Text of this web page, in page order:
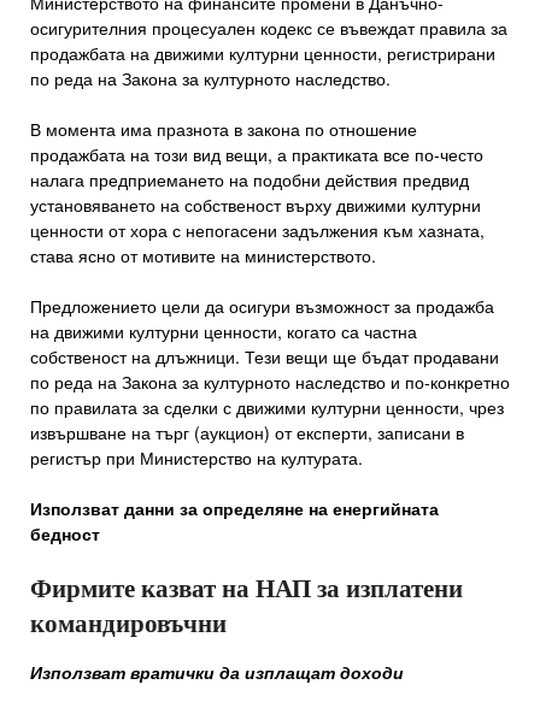
осигурителния процесуален кодекс се въвеждат правила за
продажбата на движими културни ценности, регистрирани
по реда на Закона за културното наследство.
В момента има празнота в закона по отношение
продажбата на този вид вещи, а практиката все по-често
налага предприемането на подобни действия предвид
установяването на собственост върху движими културни
ценности от хора с непогасени задължения към хазната,
става ясно от мотивите на министерството.
Предложението цели да осигури възможност за продажба
на движими културни ценности, когато са частна
собственост на длъжници. Тези вещи ще бъдат продавани
по реда на Закона за културното наследство и по-конкретно
по правилата за сделки с движими културни ценности, чрез
извършване на търг (аукцион) от експерти, записани в
регистър при Министерство на културата.
Използват данни за определяне на енергийната
бедност
Фирмите казват на НАП за изплатени
командировъчни
Използват вратички да изплащат доходи